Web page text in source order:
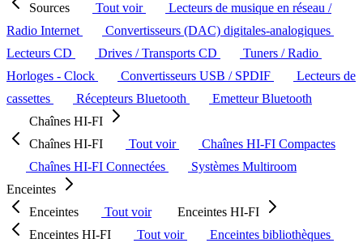
Sources
Tout voir
Lecteurs de musique en réseau /
Radio Internet
Convertisseurs (DAC) digitales-analogiques
Lecteurs CD
Drives / Transports CD
Tuners / Radio
Horloges - Clock
Convertisseurs USB / SPDIF
Lecteurs de
cassettes
Récepteurs Bluetooth
Emetteur Bluetooth
Chaînes HI-FI
Chaînes HI-FI
Tout voir
Chaînes HI-FI Compactes
Chaînes HI-FI Connectées
Systèmes Multiroom
Enceintes
Enceintes
Tout voir
Enceintes HI-FI
Enceintes HI-FI
Tout voir
Enceintes bibliothèques